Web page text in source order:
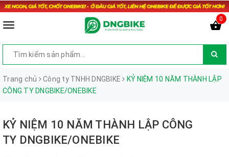
0
Trang chủ Công ty TNHH DNGBIKE
KỶ NIỆM 10 NĂM THÀNH LẬP
CÔNG TY DNGBIKE/ONEBIKE
KỶ NIỆM 10 NĂM THÀNH LẬP CÔNG
TY DNGBIKE/ONEBIKE